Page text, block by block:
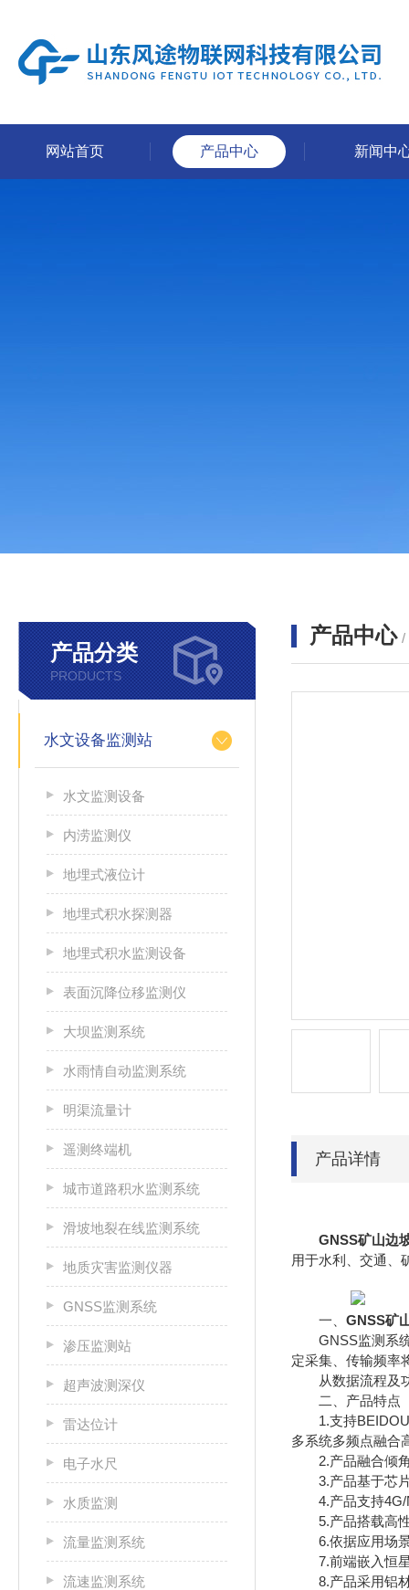
网站首页 产品中心 新闻中
产品分类
PRODUCTS
水文设备监测站
水文监测设备
内涝监测仪
地埋式液位计
地埋式积水探测器
地埋式积水监测设备
表面沉降位移监测仪
大坝监测系统
水雨情自动监测系统
明渠流量计
遥测终端机
城市道路积水监测系统
滑坡地裂在线监测系统
地质灾害监测仪器
GNSS监测系统
渗压监测站
超声波测深仪
雷达位计
电子水尺
水质监测
流量监测系统
流速监测系统
产品中心 /
产品详情
GNSS矿山边
用于水利、交通、
一、 GNSS矿
GNSS监测系统
定采集、传输频率
从数据流程及功
二、产品特点
1.支持BEIDOU
多系统多频点融合
2.产品融合倾角
3.产品基于芯片
4.产品支持4G/
5.产品搭载高性
6.依据应用场景
7.前端嵌入恒星
8.产品采用铝材